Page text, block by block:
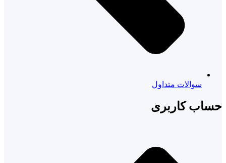
سوالات متداول
حساب کاربری